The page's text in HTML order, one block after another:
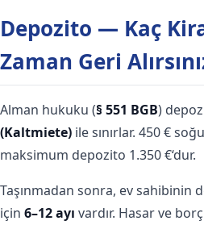
Depozito — Kaç
Zaman Geri
Alman hukuku (§ 551 BGB)
(Kaltmiete) ile sınırlar. 450 €
maksimum depozito 1.350 €‘dur.
Taşınmadan sonra, ev sahibinin
için 6–12 ayı vardır. Hasar ve